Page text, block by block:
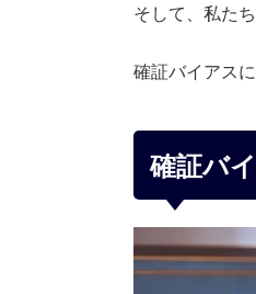
そして、私た
確証バイアス
確証バ